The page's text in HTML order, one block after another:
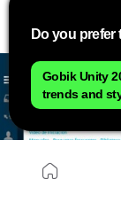
deportista.
Do you
Gobik Unity
trends and